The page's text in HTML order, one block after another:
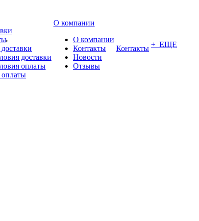
доставки
оплаты
оплаты
О компании
О компании
Контакты
Новости
Отзывы
Контакты + ЕЩЕ